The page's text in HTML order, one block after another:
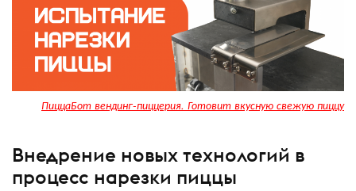
ПиццаБот вендинг-пиццерия. Готовит вкусную свежую пиццу
Внедрение новых технологий в
процесс нарезки пиццы